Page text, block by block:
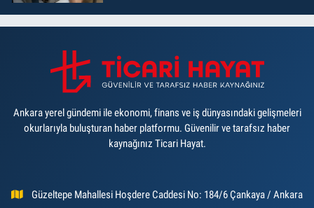
Ankara yerel gündemi ile ekonomi, finans ve iş dünyasındaki gelişmeleri
okurlarıyla buluşturan haber platformu. Güvenilir ve tarafsız haber
kaynağınız Ticari Hayat.
Güzeltepe Mahallesi Hoşdere Caddesi No: 184/6 Çankaya / Ankara